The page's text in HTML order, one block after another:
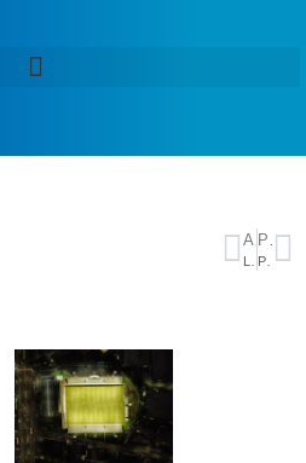
ANTERIOR
Lula rebate Trump sobre Brasil ser um mau parceiro comercial
PRÓXIMO
Presidente Roberto Cidade anuncia emendas para o setor primário durante entrega de insumos e implementos agrícolas